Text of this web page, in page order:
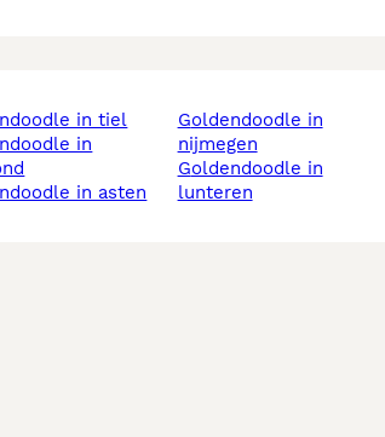
in tiel
in asten
goldendoodle in
nijmegen
goldendoodle in
lunteren